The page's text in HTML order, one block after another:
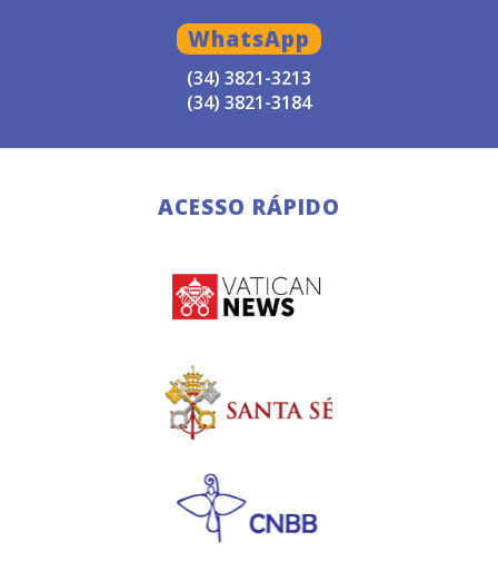
WhatsApp
(34) 3821-3213
(34) 3821-3184
ACESSO RÁPIDO